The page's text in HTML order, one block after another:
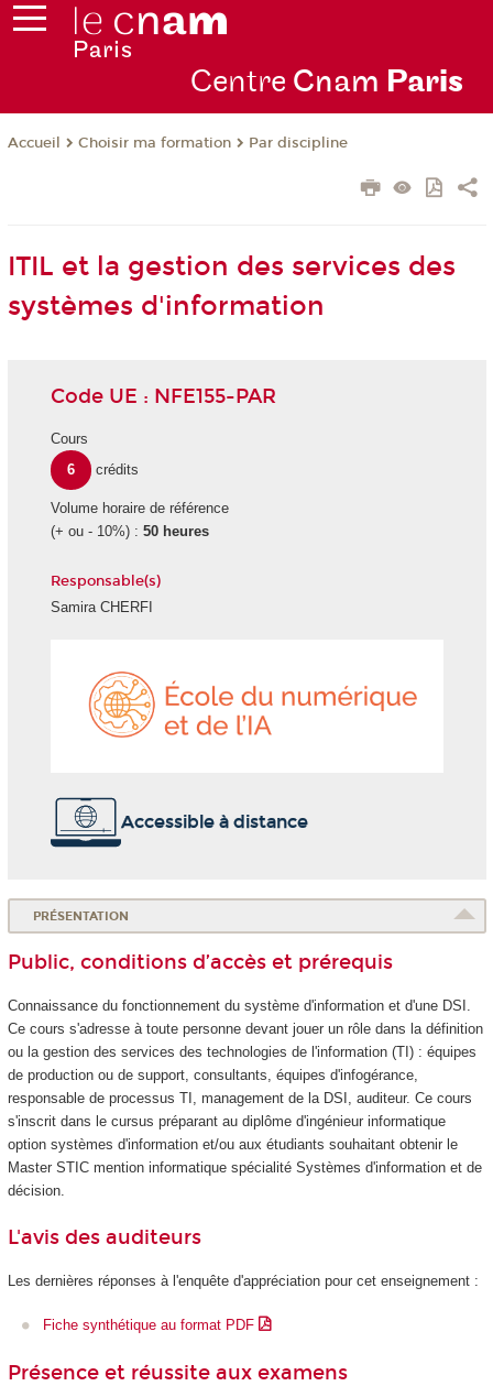
Centre Cnam Paris
Accueil Choisir ma formation Par discipline
ITIL et la gestion des services des
systèmes d'information
Code UE : NFE155-PAR
Cours
6
crédits
Volume horaire de référence
(+ ou - 10%) : 50 heures
Responsable(s)
Samira CHERFI
Accessible à distance
PRÉSENTATION
Public, conditions d’accès et prérequis
Connaissance du fonctionnement du système d'information et d'une DSI.
Ce cours s'adresse à toute personne devant jouer un rôle dans la définition
ou la gestion des services des technologies de l'information (TI) : équipes
de production ou de support, consultants, équipes d'infogérance,
responsable de processus TI, management de la DSI, auditeur. Ce cours
s'inscrit dans le cursus préparant au diplôme d'ingénieur informatique
option systèmes d'information et/ou aux étudiants souhaitant obtenir le
Master STIC mention informatique spécialité Systèmes d'information et de
décision.
L'avis des auditeurs
Les dernières réponses à l'enquête d'appréciation pour cet enseignement :
Fiche synthétique au format PDF
Présence et réussite aux examens